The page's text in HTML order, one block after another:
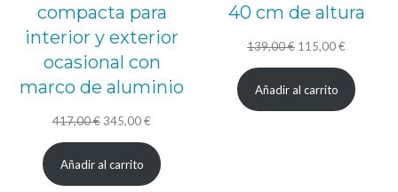
compacta para
interior y exterior
ocasional con
marco de aluminio
417,00€ El
precio
original
345,00€
precio
actual
Añadir al carrito
40 cm de altura
139,00€ El
precio
original
115,00€
precio
actual
Añadir al carrito